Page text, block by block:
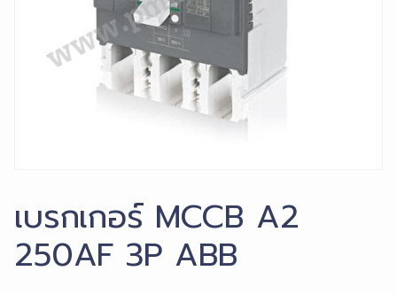
เบรกเกอร์ MCCB A2
250AF 3P ABB